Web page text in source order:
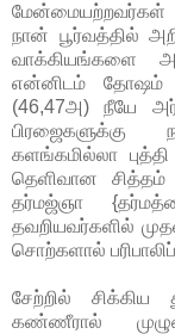
மேன்மையற்றவர்கள்
நான் பூர்வத்தில்
வாக்கியங்களை
என்னிடம் தோஷம்
(46,47அ) நீயே
பிரஜைகளுக்கு
களங்கமில்லா
தெளிவான
தர்மஜ்ஞா
தவறியவர்களில்
சொற்களால்
சேற்றில்
கண்ணீரால்